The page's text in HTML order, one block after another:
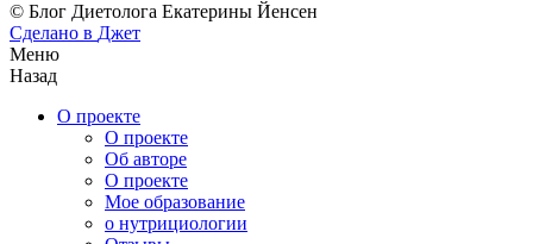
© Блог Диетолога Екатерины Йенсен
Сделано в Джет
Меню
Назад
О проекте
О проекте
Об авторе
О проекте
Мое образование
о нутрициологии